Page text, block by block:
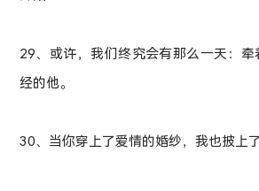
29、或许，我们终究会有那么一天：
经的他。
30、当你穿上了爱情的婚纱，我也披上